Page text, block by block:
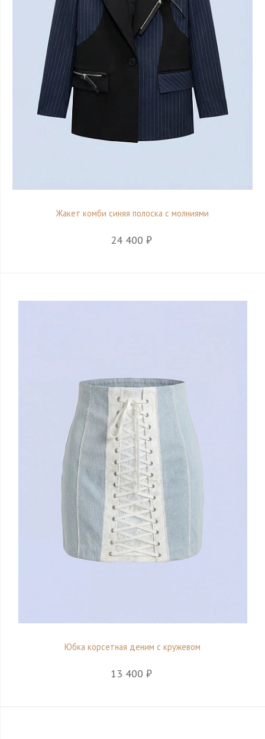
Жакет комби синяя полоска с молниями
24 400 ₽
Юбка корсетная деним с кружевом
13 400 ₽